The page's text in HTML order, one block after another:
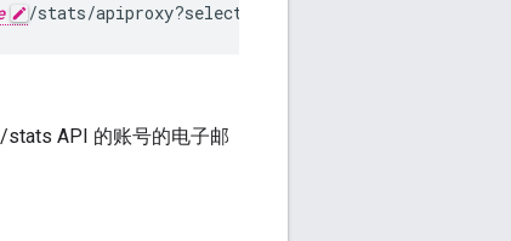
/stats/
stats API 的账号的电子邮